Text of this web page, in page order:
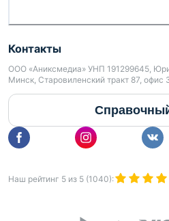
Контакты
ООО «Аниксмедиа» УНП 191299645,
Минск, Старовиленский тракт 87, офис
Наш рейтинг 5 из 5 (1040):